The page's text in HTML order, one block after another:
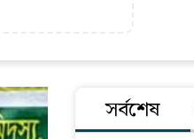
সর্বশেষ